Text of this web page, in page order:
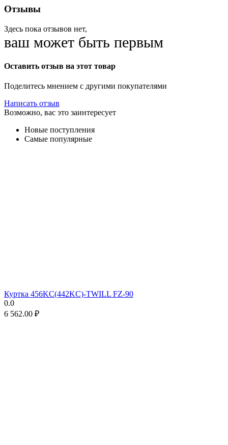
Отзывы
Здесь пока отзывов нет,
ваш может быть первым
Оставить отзыв на этот товар
Поделитесь мнением с другими покупателями
Написать отзыв
Возможно, вас это заинтересует
Новые поступления
Самые популярные
Куртка 456KC(442KC)-TWILL FZ-90
0.0
6 562.00 ₽